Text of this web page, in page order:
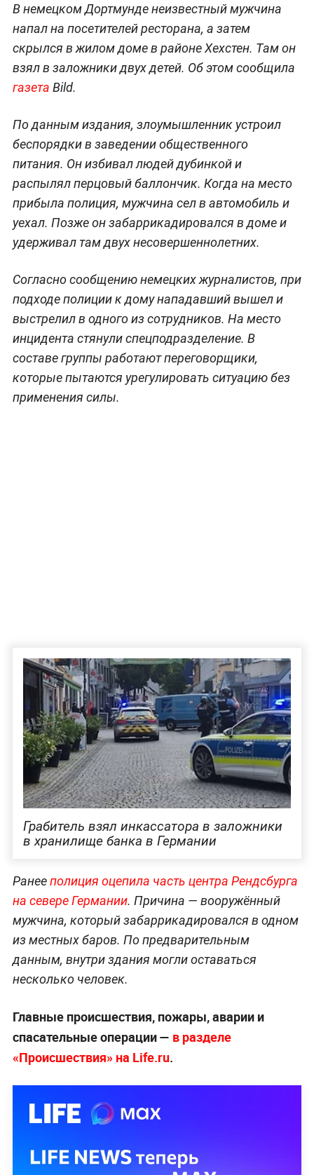
В немецком Дортмунде неизвестный мужчина
напал на посетителей ресторана, а затем
скрылся в жилом доме в районе Хехстен. Там он
взял в заложники двух детей. Об этом сообщила
газета Bild.
По данным издания, злоумышленник устроил
беспорядки в заведении общественного
питания. Он избивал людей дубинкой и
распылял перцовый баллончик. Когда на место
прибыла полиция, мужчина сел в автомобиль и
уехал. Позже он забаррикадировался в доме и
удерживал там двух несовершеннолетних.
Согласно сообщению немецких журналистов, при
подходе полиции к дому нападавший вышел и
выстрелил в одного из сотрудников. На место
инцидента стянули спецподразделение. В
составе группы работают переговорщики,
которые пытаются урегулировать ситуацию без
применения силы.
Грабитель взял инкассатора в заложники
в хранилище банка в Германии
Ранееполиция оцепила часть центра Рендсбурга
на севере Германии. Причина — вооружённый
мужчина, который забаррикадировался в одном
из местных баров. По предварительным
данным, внутри здания могли оставаться
несколько человек.
Главные происшествия, пожары, аварии и
спасательные операции — в разделе
«Происшествия» на Life.ru.